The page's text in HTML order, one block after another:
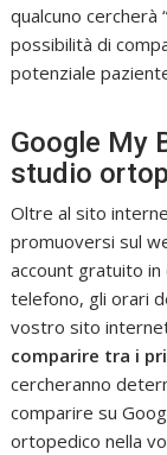
qualcuno cercherà
possibilità di
potenziale
Google My
studio
Oltre al sito
promuoversi sul
account gratuito
telefono, gli orari
vostro sito
comparire tra i
cercheranno
comparire su
ortopedico nella